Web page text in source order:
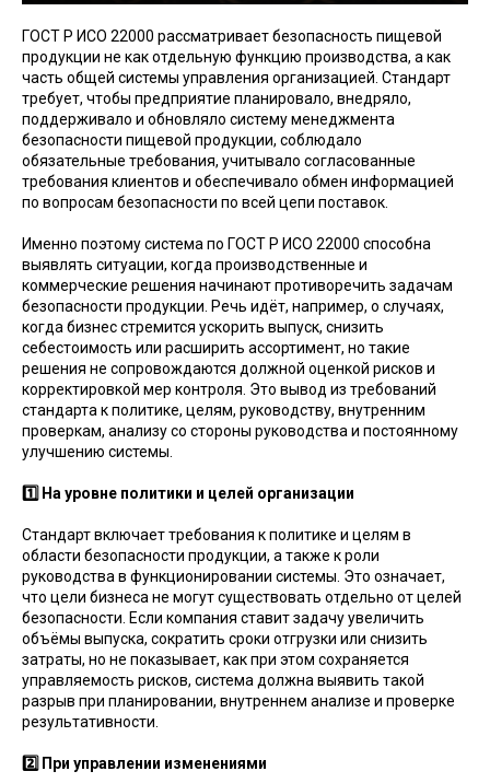
ГОСТ Р ИСО 22000 рассматривает безопасность пищевой
продукции не как отдельную функцию производства, а как
часть общей системы управления организацией. Стандарт
требует, чтобы предприятие планировало, внедряло,
поддерживало и обновляло систему менеджмента
безопасности пищевой продукции, соблюдало
обязательные требования, учитывало согласованные
требования клиентов и обеспечивало обмен информацией
по вопросам безопасности по всей цепи поставок.
Именно поэтому система по ГОСТ Р ИСО 22000 способна
выявлять ситуации, когда производственные и
коммерческие решения начинают противоречить задачам
безопасности продукции. Речь идёт, например, о случаях,
когда бизнес стремится ускорить выпуск, снизить
себестоимость или расширить ассортимент, но такие
решения не сопровождаются должной оценкой рисков и
корректировкой мер контроля. Это вывод из требований
стандарта к политике, целям, руководству, внутренним
проверкам, анализу со стороны руководства и постоянному
улучшению системы.
1️⃣ На уровне политики и целей организации
Стандарт включает требования к политике и целям в
области безопасности продукции, а также к роли
руководства в функционировании системы. Это означает,
что цели бизнеса не могут существовать отдельно от целей
безопасности. Если компания ставит задачу увеличить
объёмы выпуска, сократить сроки отгрузки или снизить
затраты, но не показывает, как при этом сохраняется
управляемость рисков, система должна выявить такой
разрыв при планировании, внутреннем анализе и проверке
результативности.
2️⃣ При управлении изменениями